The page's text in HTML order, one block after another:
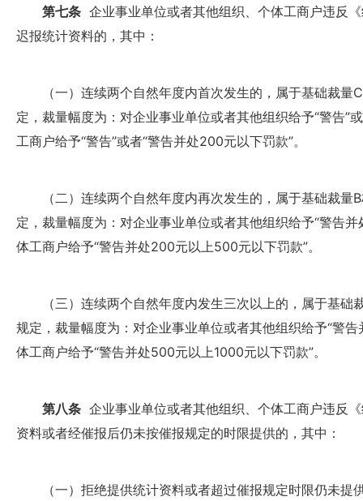
第七条 企业事业单位或者其他组织、个体工商户违反
迟报统计资料的，其中：
（一）连续两个自然年度内首次发生的，属于基础裁量
定，裁量幅度为：对企业事业单位或者其他组织给予“警告”
工商户给予“警告”或者“警告并处200元以下罚款”。
（二）连续两个自然年度内再次发生的，属于基础裁量B
定，裁量幅度为：对企业事业单位或者其他组织给予“警告
体工商户给予“警告并处200元以上500元以下罚款”。
（三）连续两个自然年度内发生三次以上的，属于基础
规定，裁量幅度为：对企业事业单位或者其他组织给予“警
体工商户给予“警告并处500元以上1000元以下罚款”。
第八条 企业事业单位或者其他组织、个体工商户违反
资料或者经催报后仍未按催报规定的时限提供的，其中：
（一）拒绝提供统计资料或者超过催报规定时限仍未提